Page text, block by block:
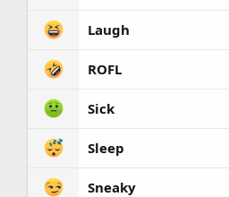
Laugh
ROFL
Sick
Sleep
Sneaky